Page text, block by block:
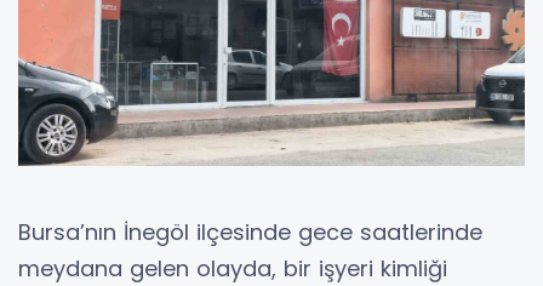
Bursa’nın İnegöl ilçesinde gece saatlerinde
meydana gelen olayda, bir işyeri kimliği